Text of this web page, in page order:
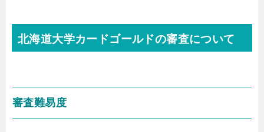
北海道大学カードゴールドの審査について
審査難易度